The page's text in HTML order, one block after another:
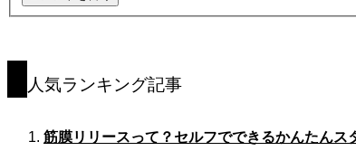
人気ランキング記事
筋膜リリースって？セルフでできるかんたんス